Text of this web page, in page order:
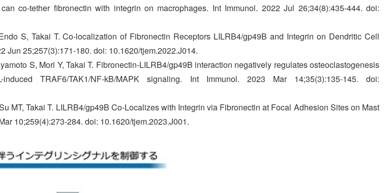
co-tether fibronectin with integrin on macrophages. Int Immunol. 2022 Jul 26;34(8):435-444. doi:
S, Takai T. Co-localization of Fibronectin Receptors LILRB4/gp49B and Integrin on Dendritic Cell
Jun 25;257(3):171-180. doi: 10.1620/tjem.2022.J014.
S, Mori Y, Takai T. Fibronectin-LILRB4/gp49B interaction negatively regulates osteoclastogenesis
TRAF6/TAK1/NF-kB/MAPK signaling. Int Immunol. 2023 Mar 14;35(3):135-145. doi:
MT, Takai T. LILRB4/gp49B Co-Localizes with Integrin via Fibronectin at Focal Adhesion Sites on Mast
10;259(4):273-284. doi: 10.1620/tjem.2023.J001.